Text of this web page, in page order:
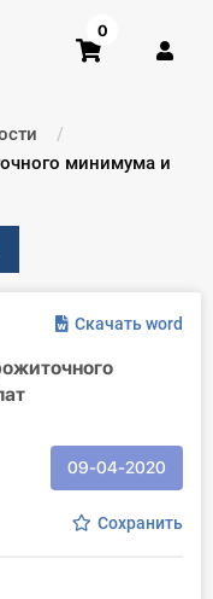
0
минимума и
Скачать word
09-04-2020
Сохранить